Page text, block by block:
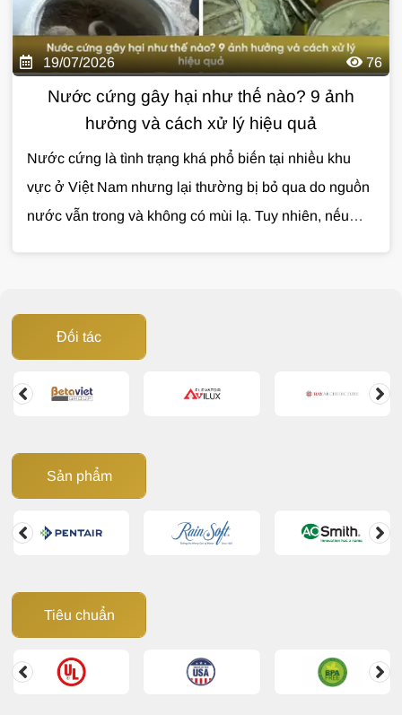
19/07/2026 76
Nước cứng gây hại như thế nào? 9 ảnh
hưởng và cách xử lý hiệu quả
Nước cứng là tình trạng khá phổ biến tại nhiều khu
vực ở Việt Nam nhưng lại thường bị bỏ qua do nguồn
nước vẫn trong và không có mùi lạ. Tuy nhiên, nếu
như thế nào và đâu là giải pháp xử lý hiệu quả? Cùng
Giải Pháp Nướctìm hiểu trong bài viết dưới đây.
Đối tác
Sản phẩm
Tiêu chuẩn